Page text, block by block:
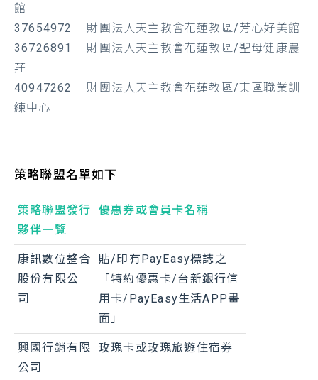
館
37654972 財團法人天主教會花蓮教區/芳心好美館
36726891 財團法人天主教會花蓮教區/聖母健康農
莊
40947262 財團法人天主教會花蓮教區/東區職業訓
練中心
策略聯盟名單如下
策略聯盟發行
夥伴一覽
優惠券或會員卡名稱
康訊數位整合
股份有限公
司
貼/印有PayEasy標誌之
「特約優惠卡/台新銀行信
用卡/PayEasy生活APP畫
面」
興國行銷有限
公司
玫瑰卡或玫瑰旅遊住宿券